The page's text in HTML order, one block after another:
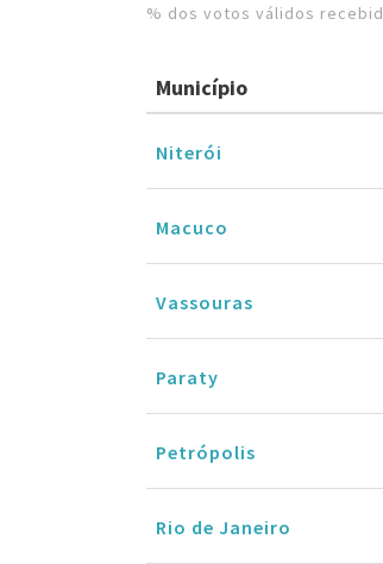
% dos votos válidos
Município
Niterói
Macuco
Vassouras
Paraty
Petrópolis
Rio de Janeiro